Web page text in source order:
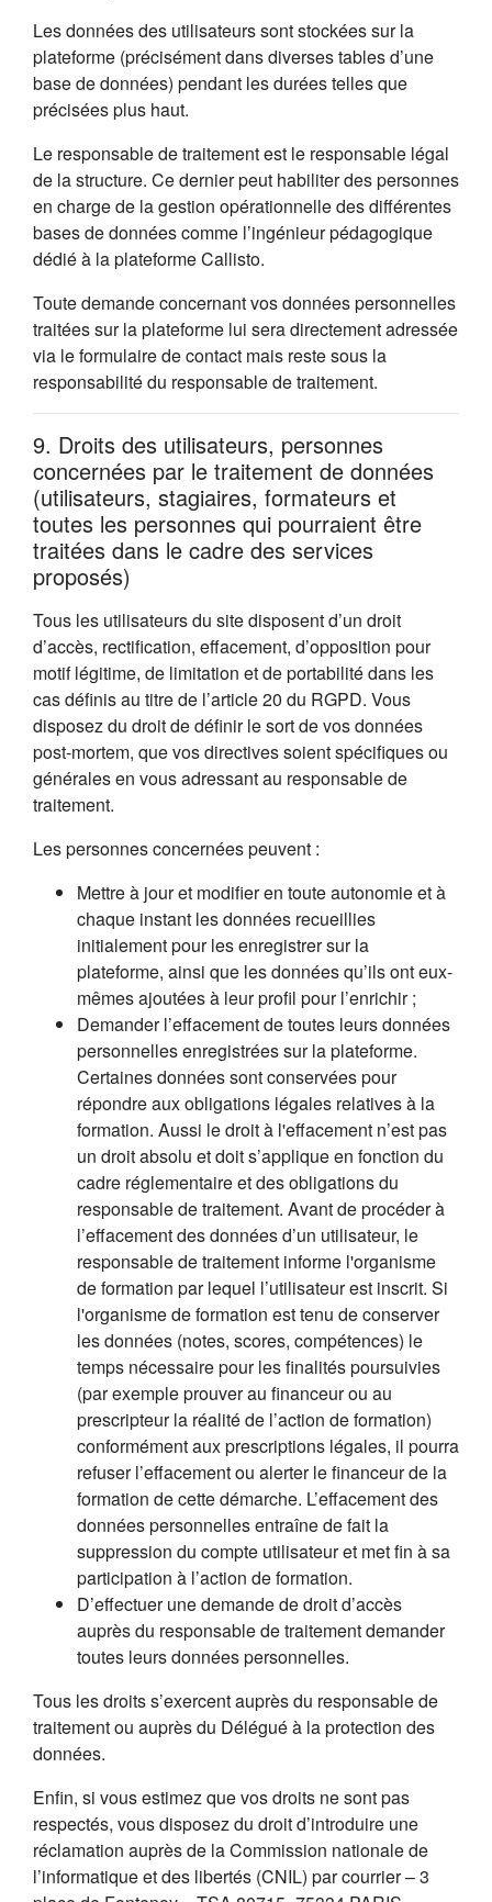
Les données des utilisateurs sont stockées sur la
plateforme (précisément dans diverses tables d’une
base de données) pendant les durées telles que
précisées plus haut.
Le responsable de traitement est le responsable légal
de la structure. Ce dernier peut habiliter des personnes
en charge de la gestion opérationnelle des différentes
bases de données comme l’ingénieur pédagogique
dédié à la plateforme Callisto.
Toute demande concernant vos données personnelles
traitées sur la plateforme lui sera directement adressée
via le formulaire de contact mais reste sous la
responsabilité du responsable de traitement.
9. Droits des utilisateurs, personnes
concernées par le traitement de données
(utilisateurs, stagiaires, formateurs et
toutes les personnes qui pourraient être
traitées dans le cadre des services
proposés)
Tous les utilisateurs du site disposent d’un droit
d’accès, rectification, effacement, d’opposition pour
motif légitime, de limitation et de portabilité dans les
cas définis au titre de l’article 20 du RGPD. Vous
disposez du droit de définir le sort de vos données
post-mortem, que vos directives soient spécifiques ou
générales en vous adressant au responsable de
traitement.
Les personnes concernées peuvent :
Mettre à jour et modifier en toute autonomie et à
chaque instant les données recueillies
initialement pour les enregistrer sur la
plateforme, ainsi que les données qu’ils ont eux-
mêmes ajoutées à leur profil pour l’enrichir ;
Demander l’effacement de toutes leurs données
personnelles enregistrées sur la plateforme.
Certaines données sont conservées pour
répondre aux obligations légales relatives à la
formation. Aussi le droit à l'effacement n’est pas
un droit absolu et doit s’applique en fonction du
cadre réglementaire et des obligations du
responsable de traitement. Avant de procéder à
l’effacement des données d’un utilisateur, le
responsable de traitement informe l'organisme
de formation par lequel l’utilisateur est inscrit. Si
l'organisme de formation est tenu de conserver
les données (notes, scores, compétences) le
temps nécessaire pour les finalités poursuivies
(par exemple prouver au financeur ou au
prescripteur la réalité de l’action de formation)
conformément aux prescriptions légales, il pourra
refuser l’effacement ou alerter le financeur de la
formation de cette démarche. L’effacement des
données personnelles entraîne de fait la
suppression du compte utilisateur et met fin à sa
participation à l’action de formation.
D’effectuer une demande de droit d’accès
auprès du responsable de traitement demander
toutes leurs données personnelles.
Tous les droits s’exercent auprès du responsable de
traitement ou auprès du Délégué à la protection des
données.
Enfin, si vous estimez que vos droits ne sont pas
respectés, vous disposez du droit d’introduire une
réclamation auprès de la Commission nationale de
l’informatique et des libertés (CNIL) par courrier – 3